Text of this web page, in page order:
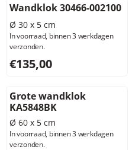
Wandklok 30466-002100
Ø 30 x 5 cm
In voorraad, binnen 3 werkdagen
verzonden.
Prijs: 135,00, exclusief btw:
€135,00
Grote wandklok
KA5848BK
Ø 60 x 5 cm
In voorraad, binnen 3 werkdagen
verzonden.